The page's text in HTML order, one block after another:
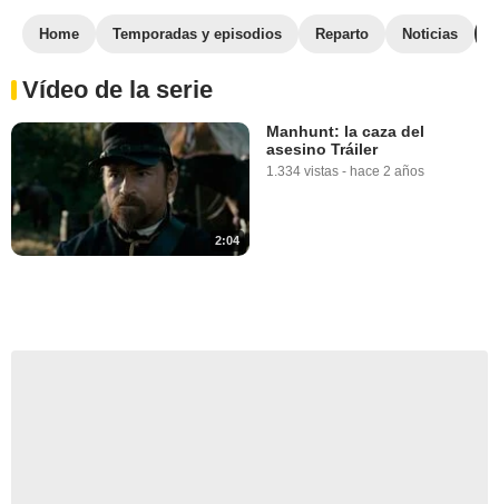
Home Temporadas y episodios Reparto Noticias
Vídeo de la serie
2:04
Manhunt: la caza del
asesino Tráiler
1.334 vistas - hace 2 años